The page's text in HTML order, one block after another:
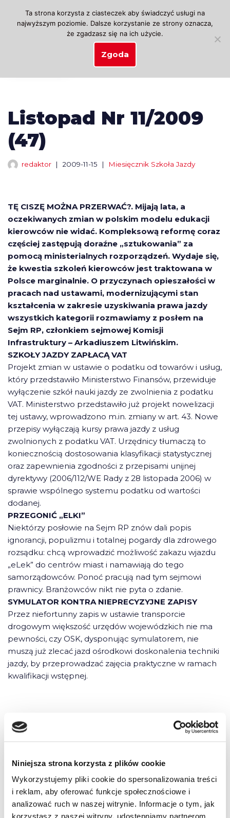
Niniejsza strona korzysta z plików cookie
Wykorzystujemy pliki cookie do spersonalizowania treści
i reklam, aby oferować funkcje społecznościowe i
analizować ruch w naszej witrynie. Informacje o tym, jak
Przejdź
Listopad Nr 11/2009
(47)
redaktor 2009-11-15 Miesięcznik Szkoła Jazdy
TĘ CISZĘ MOŻNA PRZERWAĆ?. Mijają lata, a
oczekiwanych zmian w polskim modelu edukacji
kierowców nie widać. Kompleksową reformę coraz
częściej zastępują doraźne „sztukowania” za
pomocą ministerialnych rozporządzeń. Wydaje się,
że kwestia szkoleń kierowców jest traktowana w
Polsce marginalnie. O przyczynach opieszałości w
pracach nad ustawami, modernizującymi stan
kształcenia w zakresie uzyskiwania prawa jazdy
wszystkich kategorii rozmawiamy z posłem na
Sejm RP, członkiem sejmowej Komisji
Infrastruktury – Arkadiuszem Litwińskim.
SZKOŁY JAZDY ZAPŁACĄ VAT
Projekt zmian w ustawie o podatku od towarów i usług,
który przedstawiło Ministerstwo Finansów, przewiduje
wyłączenie szkół nauki jazdy ze zwolnienia z podatku
VAT. Ministerstwo przedstawiło już projekt nowelizacji
tej ustawy, wprowadzono m.in. zmiany w art. 43. Nowe
przepisy wyłączają kursy prawa jazdy z usług
zwolnionych z podatku VAT. Urzędnicy tłumaczą to
koniecznością dostosowania klasyfikacji statystycznej
oraz zapewnienia zgodności z przepisami unijnej
dyrektywy (2006/112/WE Rady z 28 listopada 2006) w
sprawie wspólnego systemu podatku od wartości
dodanej.
PRZEGONIĆ „ELKI”
Niektórzy posłowie na Sejm RP znów dali popis
ignorancji, populizmu i totalnej pogardy dla zdrowego
rozsądku: chcą wprowadzić możliwość zakazu wjazdu
„eLek” do centrów miast i namawiają do tego
samorządowców. Ponoć pracują nad tym sejmowi
prawnicy. Branżowców nikt nie pyta o zdanie.
SYMULATOR KONTRA NIEPRECYZYJNE ZAPISY
Przez niefortunny zapis w ustawie transporcie
drogowym większość urzędów wojewódzkich nie ma
pewności, czy OSK, dysponując symulatorem, nie
muszą już zlecać jazd ośrodkowi doskonalenia techniki
jazdy, by przeprowadzać zajęcia praktyczne w ramach
kwalifikacji wstępnej.
7 komentarzy do “Listopad Nr 11/2009
Pingback:amazon mushrooms effects
Ta strona korzysta z ciasteczek aby świadczyć usługi na
najwyższym poziomie. Dalsze korzystanie ze strony oznacza,
że zgadzasz się na ich użycie.
Zgoda